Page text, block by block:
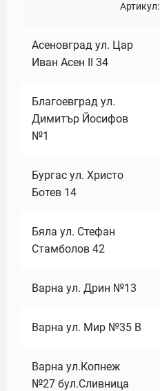
Артикул:
Асеновград ул. Цар
Иван Асен II 34
Благоевград ул.
Димитър Йосифов
№1
Бургас ул. Христо
Ботев 14
Бяла ул. Стефан
Стамболов 42
Варна ул. Дрин №13
Варна ул. Мир №35 В
Варна ул.Копнеж
№27 бул.Сливница